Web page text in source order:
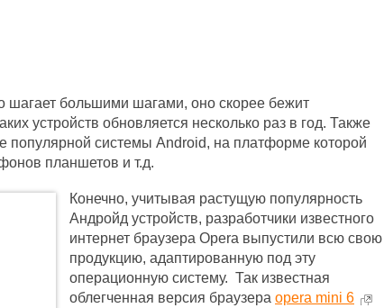
шагает большими шагами, оно скорее бежит
устройств обновляется несколько раз в год. Также
популярной системы Android, на платформе которой
планшетов и т.д.
Конечно, учитывая растущую популярность
Андройд устройств, разработчики известного
интернет браузера Opera выпустили всю свою
продукцию, адаптированную под эту
операционную систему. Так известная
облегченная версия браузера opera mini 6